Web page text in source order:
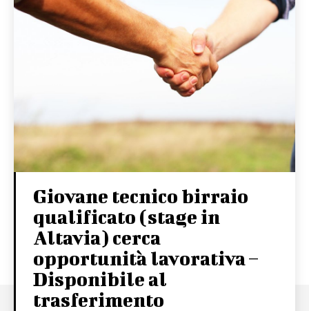
Giovane tecnico birraio
qualificato (stage in
Altavia) cerca
opportunità lavorativa –
Disponibile al
trasferimento